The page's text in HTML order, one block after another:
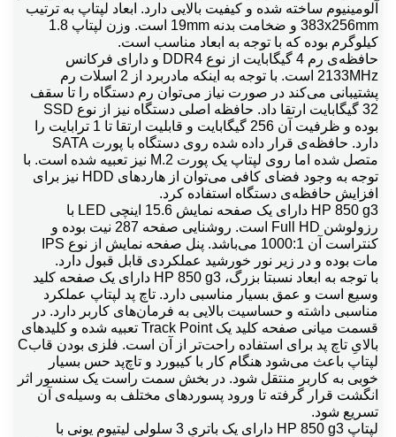
آلومینیوم ساخته شده و کیفیت بالایی دارد. ابعاد لپتاپ به ترتیب
383x256mm و ضخامت بدنه 19mm است. وزن لپتاپ 1.8
کیلوگرم بوده که با توجه به ابعاد مناسب است.
حافظه‌ی رم 4 گیگابایت از نوع DDR4 و دارای فرکانس
2133MHz است. با توجه به اینکه مادربرد از 2 اسلات رم
پشتیبانی می‌کند در صورت نیاز می‌توان رم دستگاه را تا سقف
32 گیگابایت ارتقا داد. حافظه اصلی دستگاه نیز از نوع SSD
بوده و ظرفیت آن 256 گیگابایت و قابلیت ارتقا تا 1 ترابایت را
دارد. حافظه‌ی قرار داده شده روی دستگاه با پورت SATA
متصل شده اما روی لپتاپ یک پورت M.2 نیز تعبیه شده است. با
توجه به وجود فضای کافی می‌توان از هاردهای HDD نیز برای
افزایش حافظه‌ی دستگاه استفاده کرد.
HP 850 g3 دارای یک صفحه نمایش 15.6 اینچی LED با
رزولوشن Full HD است. روشنایی صفحه 287 نیت بوده و
کنتراست آن 1000:1 می‌باشد. پنل صفحه نمایش از نوع IPS
مات بوده و در زیر نور خورشید عملکردی قابل قبول دارد.
با توجه به ابعاد نسبتا بزرگ، HP 850 g3 دارای یک صفحه کلید
وسیع است و عمق بسیار مناسبی دارد. تاچ پد لپتاپ عملکرد
مناسبی داشته و حساسیت بالایی به فرمان‌های کاربر دارد. در
قسمت میانی صفحه کلید یک Track Point تعبیه شده و کلیدهای
بالایِ تاچ پد برای استفاده راحت‌تر از آن است. فلزی بودن قابC
لپتاپ باعث می‌شود هنگام کار با کیبورد و تاچ‌پد حس بسیار
خوبی به کاربر منتقل شود. در بخش سمت راست یک سنسور اثر
انگشت قرار گرفته تا ورود پسوردهای مختلف به وسیله‌ی آن
تسریع شود.
لپتاپ HP 850 g3 دارای یک باتریِ 3 سلولی لیتیوم یونی با